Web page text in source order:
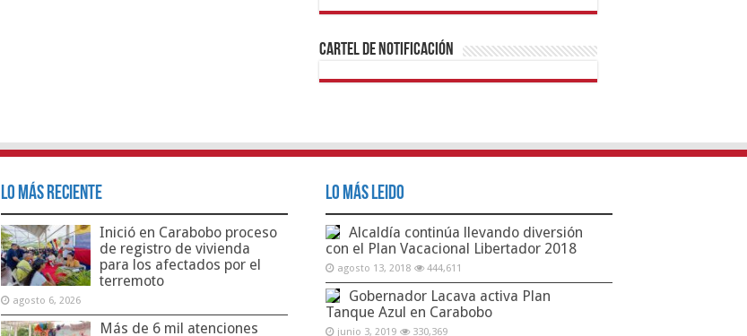
1xbetBetturkeyBetistKralbetSupertotobetTipobet
https://mvbcasino.com/
Cartel de Notificación
Lo Más Reciente
Inició en Carabobo proceso
de registro de vivienda
para los afectados por el
terremoto
agosto 6, 2026
Más de 6 mil atenciones
Lo Más Leido
Alcaldía continúa llevando diversión
con el Plan Vacacional Libertador 2018
agosto 13, 2018 444,611
Gobernador Lacava activa Plan
Tanque Azul en Carabobo
junio 3, 2019 330,369